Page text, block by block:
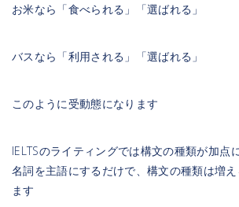
お米なら「食べられる」「選ばれる」
バスなら「利用される」「選ばれる」
このように受動態になります
IELTSのライティングでは構文の種類が加点
名詞を主語にするだけで、構文の種類は増
ます